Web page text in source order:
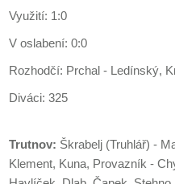
Využití: 1:0
V oslabení: 0:0
Rozhodčí: Prchal - Ledínský,
Diváci: 325
Trutnov: Škrabelj (Truhlář) -
Klement, Kuna, Provazník -